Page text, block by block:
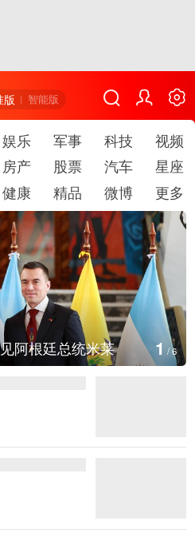
版 智能版
娱乐 军事 科技
视频
房产 股票 汽车
星座
健康 精品 微博 更多
阿根廷总统米莱 1/6